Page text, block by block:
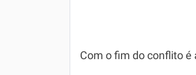
Com o fim do conflito é